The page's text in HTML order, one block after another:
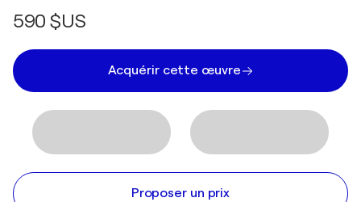
590 $US
Acquérir cette œuvre
Proposer un prix